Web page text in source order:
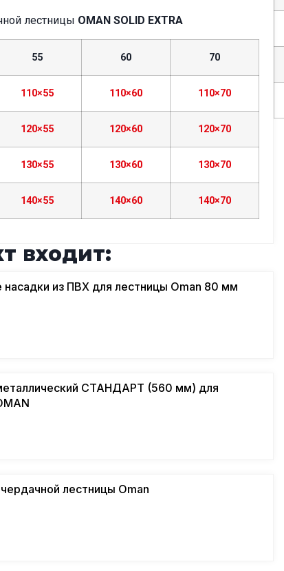
лестницы OMAN SOLID EXTRA
55 60 70
110×55 110×60 110×70
120×55 120×60 120×70
130×55 130×60 130×70
140×55 140×60 140×70
входит:
из ПВХ для лестницы Oman 80 мм
СТАНДАРТ (560 мм) для
лестницы Oman